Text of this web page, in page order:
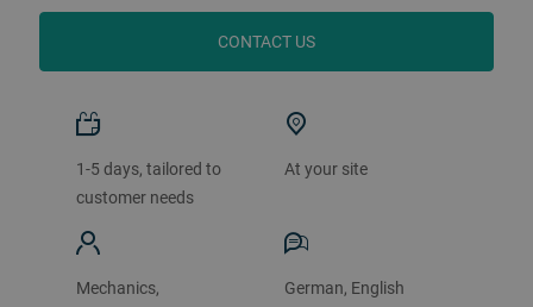
CONTACT US
1-5 days, tailored to
customer needs
At your site
Mechanics,
German, English